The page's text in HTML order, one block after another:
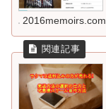
2016memoirs.com